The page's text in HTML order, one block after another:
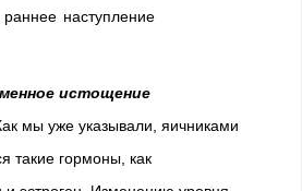
наступление
истощение
мы уже указывали, яичниками
такие гормоны, как